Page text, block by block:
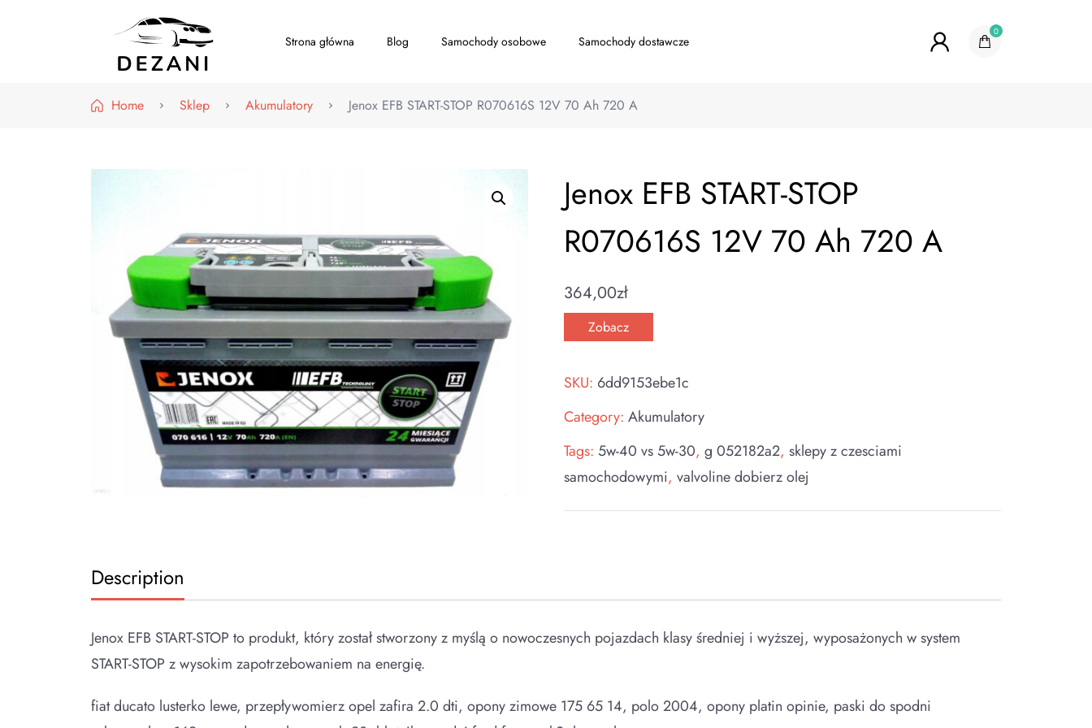
Strona główna Blog Samochody osobowe Samochody dostawcze
0
Home Sklep Akumulatory Jenox EFB START-STOP R070616S 12V 70 Ah 720 A
Jenox EFB START-STOP
R070616S 12V 70 Ah 720 A
364,00zł
Zobacz
SKU: 6dd9153ebe1c
Category:Akumulatory
Tags:5w-40 vs 5w-30,g 052182a2,sklepy z czesciami
samochodowymi,valvoline dobierz olej
Description
Jenox EFB START-STOP to produkt, który został stworzony z myślą o nowoczesnych pojazdach klasy średniej i wyższej, wyposażonych w system
START-STOP z wysokim zapotrzebowaniem na energię.
fiat ducato lusterko lewe, przepływomierz opel zafira 2.0 dti, opony zimowe 175 65 14, polo 2004, opony platin opinie, paski do spodni